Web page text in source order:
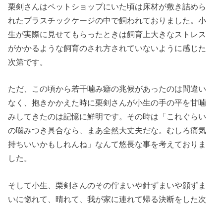
栗剣さんはペットショップにいた頃は床材が敷き詰めら
れたプラスチックケージの中で飼われておりました。小
生が実際に見せてもらったときは飼育上大きなストレス
がかかるような飼育のされ方されていないように感じた
次第です。
ただ、この頃から若干噛み癖の兆候があったのは間違い
なく、抱きかかえた時に栗剣さんが小生の手の平を甘噛
みしてきたのは記憶に鮮明です。その時は「これぐらい
の噛みつき具合なら、まあ全然大丈夫だな。むしろ痛気
持ちいいかもしれんね」なんて悠長な事を考えておりま
した。
そして小生、栗剣さんのその佇まいや針ずまいや顔ずま
いに惚れて、晴れて、我が家に連れて帰る決断をした次